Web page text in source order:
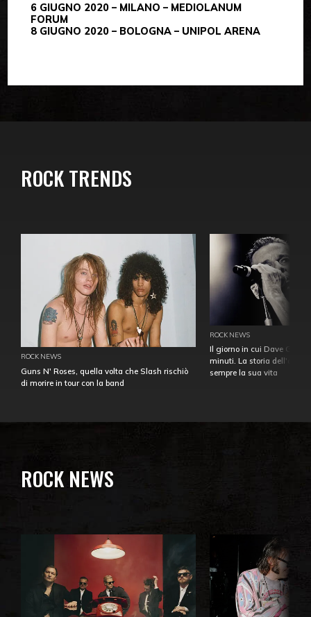
6 GIUGNO 2020 – MILANO – MEDIOLANUM
FORUM
8 GIUGNO 2020 – BOLOGNA – UNIPOL ARENA
ROCK TRENDS
ROCK NEWS
Guns N' Roses, quella volta che Slash rischiò
di morire in tour con la band
ROCK NEWS
Il giorno in cui Dave
minuti. La storia
sempre la sua vita
ROCK NEWS